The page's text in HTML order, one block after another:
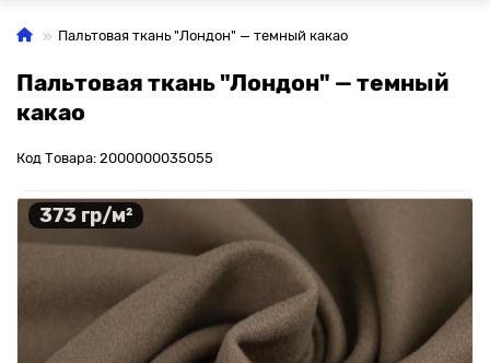
Пальтовая ткань "Лондон" — темный какао
Пальтовая ткань "Лондон" — темный
какао
Код Товара: 2000000035055
373 гр/м²